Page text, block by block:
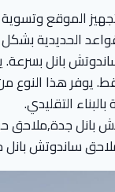
الموقع
الحديدية
بانل
يوفر هذا النوع من
التقليدي.
بانل
ساندوتش